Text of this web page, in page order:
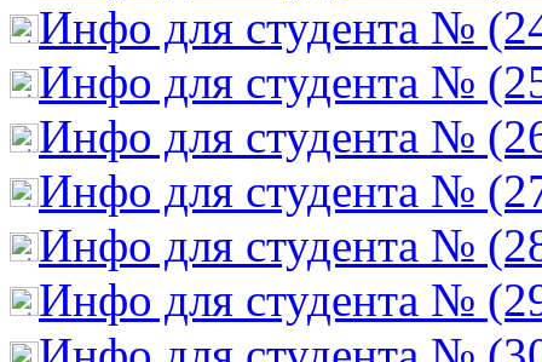
Инфо для студента №
Инфо для студента №
Инфо для студента №
Инфо для студента №
Инфо для студента №
Инфо для студента №